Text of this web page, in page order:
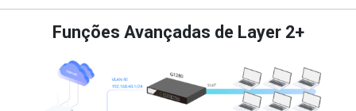
Funções Avançadas de Layer 2+